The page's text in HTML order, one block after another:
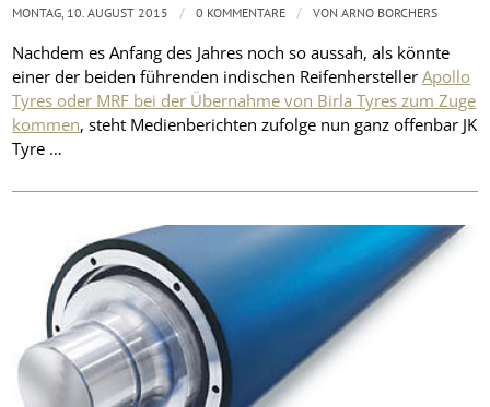
Nachdem es Anfang des Jahres noch so aussah, als könnte
einer der beiden führenden indischen ReifenherstellerApollo
Tyres oder MRF bei der Übernahme von Birla Tyres zum Zuge
kommen, steht Medienberichten zufolge nun ganz offenbar JK
Tyre …
MONTAG, 10. AUGUST 2015 / 0 KOMMENTARE / VONARNO BORCHERS